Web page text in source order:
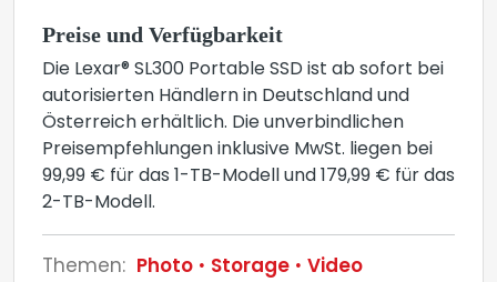
Preise und Verfügbarkeit
Die Lexar® SL300 Portable SSD ist ab sofort bei
autorisierten Händlern in Deutschland und
Österreich erhältlich. Die unverbindlichen
Preisempfehlungen inklusive MwSt. liegen bei
99,99 € für das 1-TB-Modell und 179,99 € für das
2-TB-Modell.
Themen: Photo Storage Video